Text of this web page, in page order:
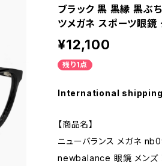
ブラック 黒 黒縁 黒ぶ
ツメガネ スポーツ眼鏡
¥12,100
残り1点
International
【商品名】
ニューバランス メガネ
newbalance 眼鏡 メンズ